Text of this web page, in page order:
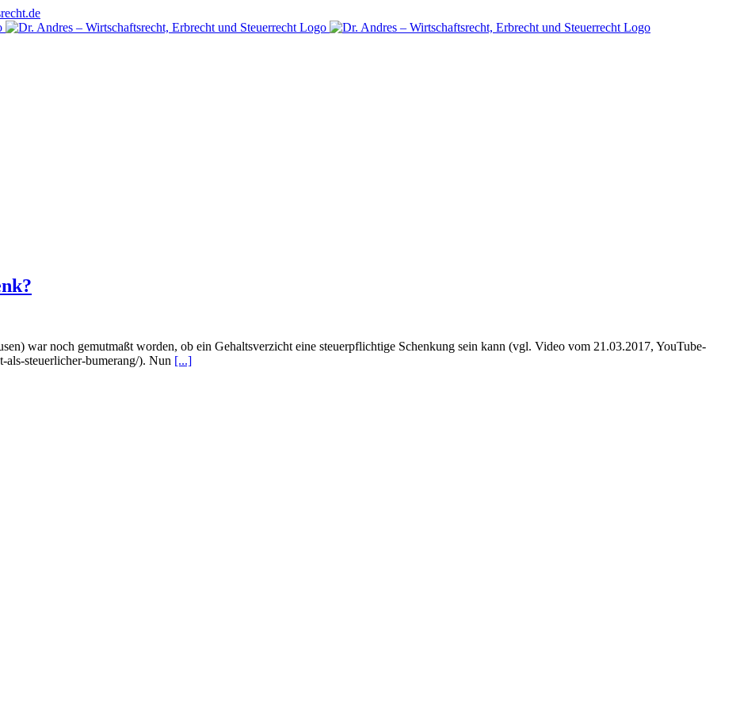
war noch gemutmaßt worden, ob ein Gehaltsverzicht eine steuerpflichtige Schenkung sein kann (vgl. Video vom 21.03.2017, YouTube-
als-steuerlicher-bumerang/). Nun [...]